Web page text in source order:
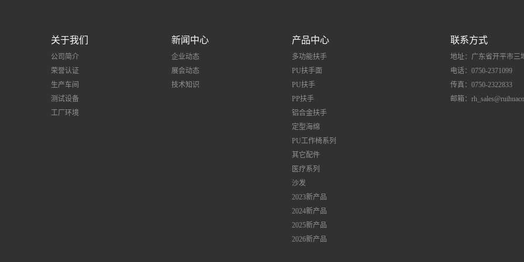
关于我们
公司简介
荣誉认证
生产车间
测试设备
工厂环境
新闻中心
企业动态
展会动态
技术知识
产品中心
多功能扶手
PU扶手面
PU扶手
PP扶手
铝合金扶手
定型海绵
PU工作椅系列
其它配件
医疗系列
沙发
2023新产品
2024新产品
2025新产品
2026新产品
联系方式
地址：广东省开平市三
电话：0750-2371099
传真：0750-2322833
邮箱：